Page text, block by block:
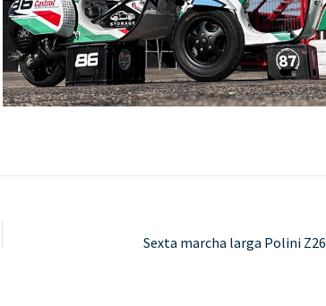
Sexta marcha larga Polini